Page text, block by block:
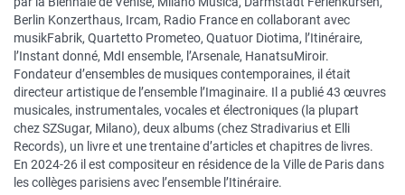
Berlin Konzerthaus, Ircam, Radio France en collaborant avec
musikFabrik, Quartetto Prometeo, Quatuor Diotima, l’Itinéraire,
l’Instant donné, MdI ensemble, l’Arsenale, HanatsuMiroir.
Fondateur d’ensembles de musiques contemporaines, il était
directeur artistique de l’ensemble l’Imaginaire. Il a publié 43 œuvres
musicales, instrumentales, vocales et électroniques (la plupart
chez SZSugar, Milano), deux albums (chez Stradivarius et Elli
Records), un livre et une trentaine d’articles et chapitres de livres.
En 2024-26 il est compositeur en résidence de la Ville de Paris dans
les collèges parisiens avec l’ensemble l’Itinéraire.